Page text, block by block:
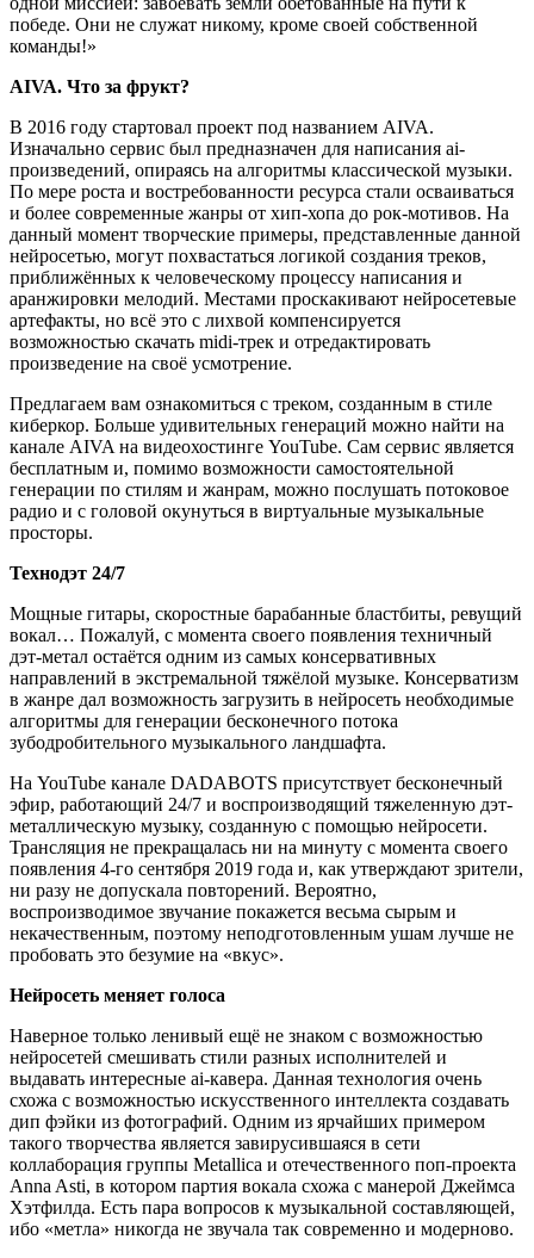
победе. Они не служат никому, кроме своей собственной
команды!»
AIVA. Что за фрукт?
В 2016 году стартовал проект под названием AIVA.
Изначально сервис был предназначен для написания ai-
произведений, опираясь на алгоритмы классической музыки.
По мере роста и востребованности ресурса стали осваиваться
и более современные жанры от хип-хопа до рок-мотивов. На
данный момент творческие примеры, представленные данной
нейросетью, могут похвастаться логикой создания треков,
приближённых к человеческому процессу написания и
аранжировки мелодий. Местами проскакивают нейросетевые
артефакты, но всё это с лихвой компенсируется
возможностью скачать midi-трек и отредактировать
произведение на своё усмотрение.
Предлагаем вам ознакомиться с треком, созданным в стиле
киберкор. Больше удивительных генераций можно найти на
канале AIVA на видеохостинге YouTube. Сам сервис является
бесплатным и, помимо возможности самостоятельной
генерации по стилям и жанрам, можно послушать потоковое
радио и с головой окунуться в виртуальные музыкальные
просторы.
Технодэт 24/7
Мощные гитары, скоростные барабанные бластбиты, ревущий
вокал… Пожалуй, с момента своего появления техничный
дэт-метал остаётся одним из самых консервативных
направлений в экстремальной тяжёлой музыке. Консерватизм
в жанре дал возможность загрузить в нейросеть необходимые
алгоритмы для генерации бесконечного потока
зубодробительного музыкального ландшафта.
На YouTube канале DADABOTS присутствует бесконечный
эфир, работающий 24/7 и воспроизводящий тяжеленную дэт-
металлическую музыку, созданную с помощью нейросети.
Трансляция не прекращалась ни на минуту с момента своего
появления 4-го сентября 2019 года и, как утверждают зрители,
ни разу не допускала повторений. Вероятно,
воспроизводимое звучание покажется весьма сырым и
некачественным, поэтому неподготовленным ушам лучше не
пробовать это безумие на «вкус».
Нейросеть меняет голоса
Наверное только ленивый ещё не знаком с возможностью
нейросетей смешивать стили разных исполнителей и
выдавать интересные ai-кавера. Данная технология очень
схожа с возможностью искусственного интеллекта создавать
дип фэйки из фотографий. Одним из ярчайших примером
такого творчества является завирусившаяся в сети
коллаборация группы Metallica и отечественного поп-проекта
Anna Asti, в котором партия вокала схожа с манерой Джеймса
Хэтфилда. Есть пара вопросов к музыкальной составляющей,
ибо «метла» никогда не звучала так современно и модерново.